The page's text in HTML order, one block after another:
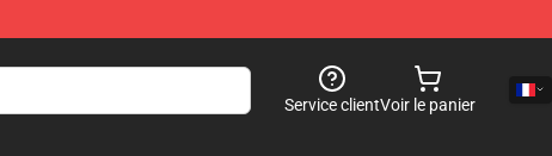
Service clientVoir le panier